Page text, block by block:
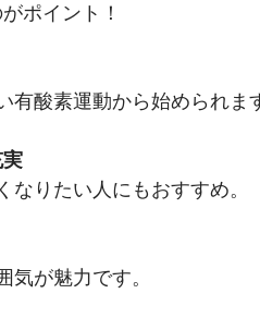
ポイント！
有酸素運動から始められま
なりたい人にもおすすめ。
気が魅力です。